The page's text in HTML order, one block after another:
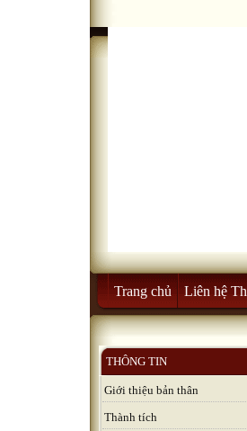
Trang chủ Liên hệ
THÔNG TIN
Giới thiệu bản thân
Thành tích